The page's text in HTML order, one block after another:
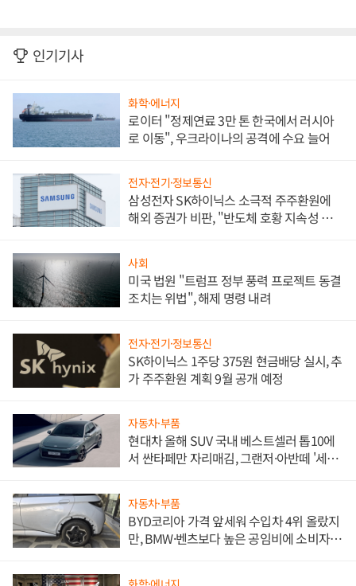
인기기사
화학·에너지
로이터 "정제연료 3만 톤 한국에서 러시아
로 이동", 우크라이나의 공격에 수요 늘어
전자·전기·정보통신
삼성전자 SK하이닉스 소극적 주주환원에
해외 증권가 비판, "반도체 호황 지속성 의
사회
미국 법원 "트럼프 정부 풍력 프로젝트 동결
조치는 위법", 해제 명령 내려
전자·전기·정보통신
SK하이닉스 1주당 375원 현금배당 실시, 추
가 주주환원 계획 9월 공개 예정
자동차·부품
현대차 올해 SUV 국내 베스트셀러 톱10에
서 싼타페만 자리매김, 그랜저·아반떼 '세단
자동차·부품
BYD코리아 가격 앞세워 수입차 4위 올랐지
만, BMW·벤츠보다 높은 공임비에 소비자